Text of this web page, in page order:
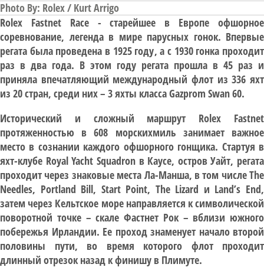
Photo By: Rolex / Kurt Arrigo
Rolex Fastnet Race - старейшее в Европе офшорное
соревнование, легенда в мире парусных гонок. Впервые
регата была проведена в 1925 году, а с 1930 гонка проходит
раз в два года. В этом году регата прошла в 45 раз и
приняла впечатляющий международный флот из 336 яхт
из 20 стран, среди них – 3 яхты класса Gazprom Swan 60.
Исторический и сложный маршрут Rolex Fastnet
протяженностью в 608 морскихмиль занимает важное
место в сознании каждого офшорного гонщика. Стартуя в
яхт-клубе Royal Yacht Squadron в Каусе, остров Уайт, регата
проходит через знаковые места Ла-Манша, в том числе The
Needles, Portland Bill, Start Point, The Lizard и Land’s End,
затем через Кельтское море направляется к символической
поворотной точке – скале Фастнет Рок – вблизи южного
побережья Ирландии. Ее проход знаменует начало второй
половины пути, во время которого флот проходит
длинный отрезок назад к финишу в Плимуте.